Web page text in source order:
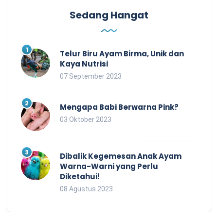
Sedang Hangat
Telur Biru Ayam Birma, Unik dan
Kaya Nutrisi
07 September 2023
Mengapa Babi Berwarna Pink?
03 Oktober 2023
Dibalik Kegemesan Anak Ayam
Warna-Warni yang Perlu
Diketahui!
08 Agustus 2023